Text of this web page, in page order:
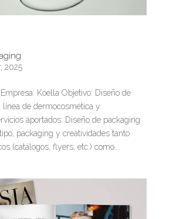
2025
Koella Objetivo: Diseño de
línea de dermocosmética y
aportados: Diseño de packaging
packaging y creatividades tanto
(catálogos, flyers, etc.) como...